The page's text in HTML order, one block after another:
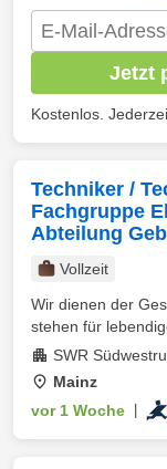
Jetzt
Kostenlos.
Techniker /
Fachgruppe
Abteilung
Vollzeit
Wir dienen der
stehen für
SWR
Mainz
vor 1 Woche